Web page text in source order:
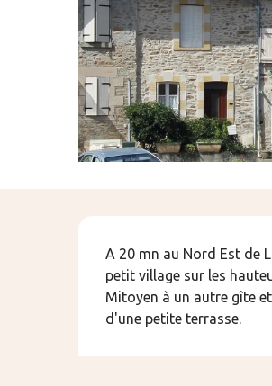
A 20 mn au Nord Est de
petit village sur les
Mitoyen à un autre gîte
d'une petite terrasse.